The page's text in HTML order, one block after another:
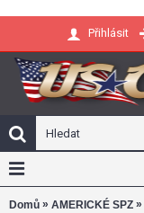
Přihlásit
Domů » AMERICKÉ SPZ »